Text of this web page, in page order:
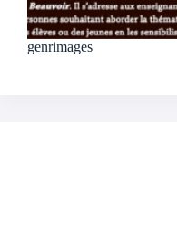
genrimages